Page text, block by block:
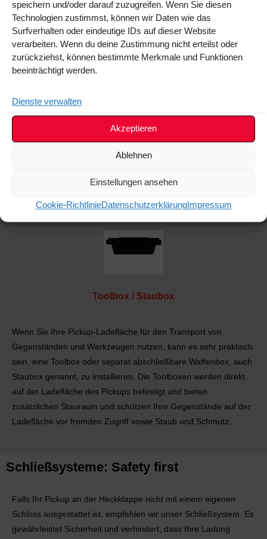
speichern und/oder darauf zuzugreifen. Wenn Sie diesen
Technologien zustimmst, können wir Daten wie das
Surfverhalten oder eindeutige IDs auf dieser Website
verarbeiten. Wenn du deine Zustimmung nicht erteilst oder
zurückziehst, können bestimmte Merkmale und Funktionen
beeinträchtigt werden.
Dienste verwalten
Akzeptieren
Ablehnen
Einstellungen ansehen
Cookie-RichtlinieDatenschutzerklärungImpressum
und viele mehr.
Unsere Dachträger sind für fast alle Relings geeignet. Sie sind
robust und langlebig, um auch in schwierigem Gelände
standzuhalten. Bei uns statten Sie Ihr Geländefahrzeug mit dem
Toolboxen: Der ideale Stauraum
Toolbox / Staubox
Wenn Sie Ihre Pickup-Ladefläche für den Transport von
Gegenständen und Werkzeugen nutzen, kann es sehr praktisch
sein, eine Toolbox oder separat abschließbare Waffenbox, auch
Staubox genannt, zu installieren. Die Toolboxen werden direkt
auf der Ladefläche des Pickups befestigt und bieten
zusätzlichen Stauraum und schützen Ihre Gegenstände auf der
Ladefläche vor fremden Zugriff sowie Staub und Schmutz.
Schließsysteme: Safety first
Falls Ihr Pickup an der Heckklappe nicht mit einem eigenen
Schloss ausgestattet ist, empfehlen wir unser Schließsystem. Es
gewährleistet Sicherheit und verhindert, dass Ihre Ladung